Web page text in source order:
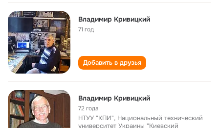
Владимир Кривицкий
71 год
Добавить в друзья
Владимир Кривицкий
72 года
НТУУ "КПИ", Национальный технический
университет Украины "Киевский